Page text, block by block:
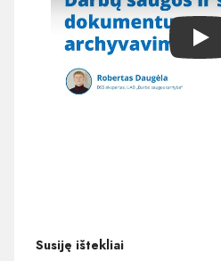
Play
Susiję ištekliai